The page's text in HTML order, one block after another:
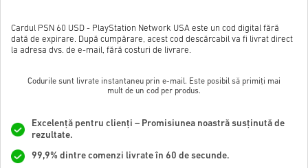
Cardul PSN 60 USD - PlayStation Network USA este un cod digital fără
dată de expirare. După cumpărare, acest cod descărcabil va fi livrat direct
la adresa dvs. de e-mail, fără costuri de livrare.
Codurile sunt livrate instantaneu prin e-mail. Este posibil să primiți mai
mult de un cod per produs.
Excelență pentru clienți – Promisiunea noastră susținută de
rezultate.
99,9% dintre comenzi livrate în 60 de secunde.